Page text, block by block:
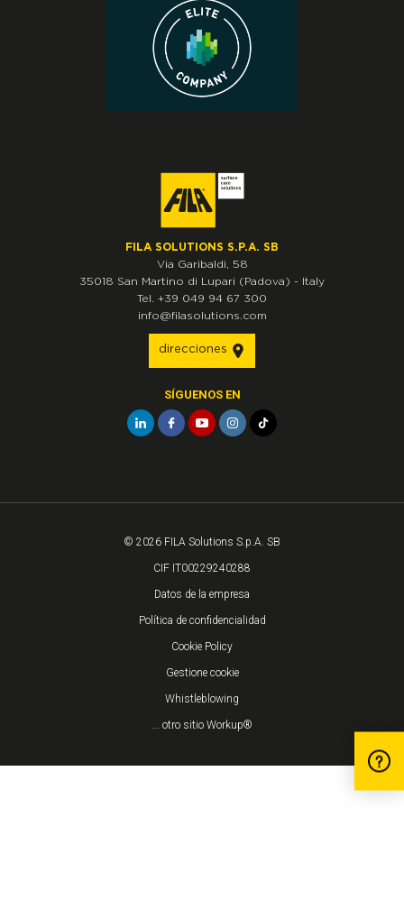
FILA SOLUTIONS S.P.A. SB
Via Garibaldi, 58
35018 San Martino di Lupari (Padova) -
Italy
Tel. +39 049 94 67 300
info@filasolutions.com
direcciones
SÍGUENOS EN
© 2026 FILA Solutions S.p.A. SB
CIF IT00229240288
Datos de la empresa
Política de confidencialidad
Cookie Policy
Gestione cookie
Whistleblowing
... otro sitio Workup®